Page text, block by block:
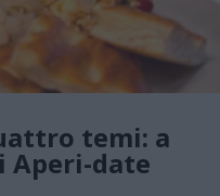
temi: a
Aperi-date